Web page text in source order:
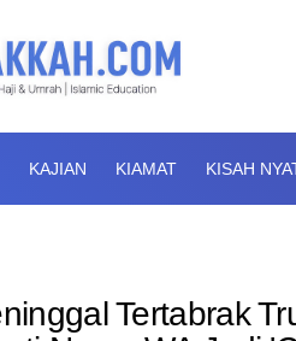
KAJIAN KIAMAT KISAH
Tertabrak